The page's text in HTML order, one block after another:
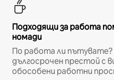
Подходящи за работа
номади
По работа ли
дългосрочен престой с
обособени работни